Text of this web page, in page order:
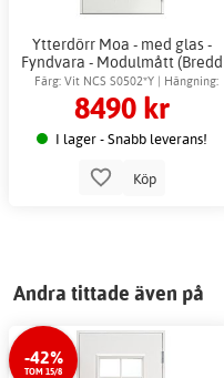
Ytterdörr Moa - med glas -
Fyndvara - Modulmått (Bredd
| Höjd dm): 8x21
Färg: Vit NCS S0502*Y | Hängning:
Högerhängd
8490 kr
I lager - Snabb leverans!
Köp
Andra tittade även på
-42%
TOM 15/8